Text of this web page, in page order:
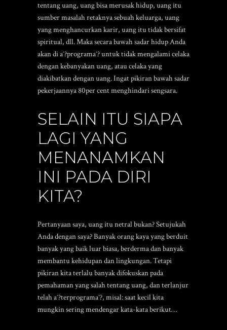
tentang uang, uang bisa merusak hidup, uang itu
sumber masalah retaknya sebuah keluarga, uang
yang menghancurkan karir, uang itu tidak bersifat
spiritual, dll. Maka secara bawah sadar hidup Anda
akan di aˆ?programaˆ? untuk tidak mengalami celaka
dengan kebanyakan uang, atau celaka yang
diakibatkan dengan uang. Ingat pikiran bawah sadar
pekerjaannya 80per cent menghindari sengsara.
SELAIN ITU SIAPA
LAGI YANG
MENANAMKAN
INI PADA DIRI
KITA?
Pertanyaan saya, uang itu netral bukan? Setujukah
Anda dengan saya? Banyak orang kaya yang berduit
banyak yang baik luar biasa, berderma dan banyak
membantu kehidupan dan lingkungan. Tetapi
pikiran kita terlalu banyak difokuskan pada
pemahaman yang salah tentang uang, dan terlanjur
telah aˆ?terprogramaˆ?, misal: saat kecil kita
mungkin sering mendengar kata-kata berikut…